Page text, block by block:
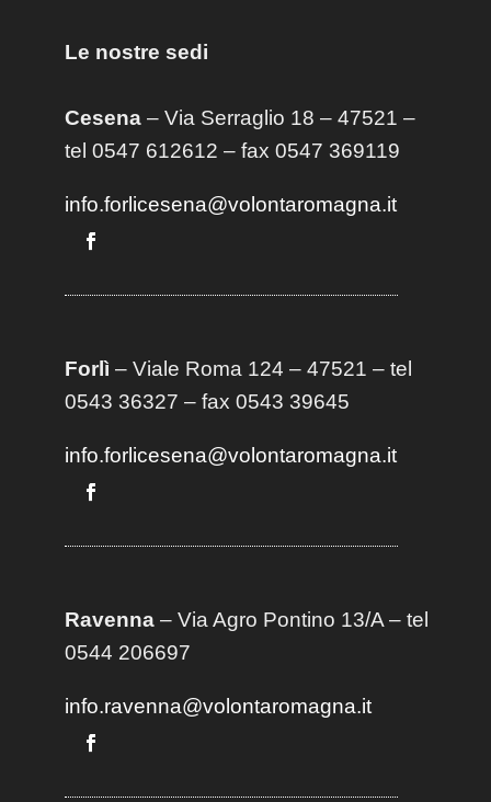
Le nostre sedi
Cesena– Via Serraglio 18 – 47521 –
tel 0547 612612 – fax 0547 369119
info.forlicesena@volontaromagna.it
Forlì – Viale Roma 124 – 47521 – tel
0543 36327 – fax 0543 39645
info.forlicesena@volontaromagna.it
Ravenna– Via Agro Pontino 13/A– tel
0544 206697
info.ravenna@volontaromagna.it